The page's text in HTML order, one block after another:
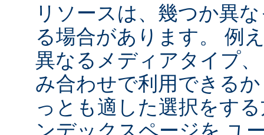
リソースは、幾つか異
る場合があります。 例
異なるメディアタイプ
み合わせで利用できる
っとも適した選択をす
ンデックスページを ユ